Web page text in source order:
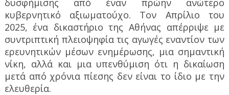
δυσφήμισης από έναν πρώην ανώτερο
κυβερνητικό αξιωματούχο. Τον Απρίλιο του
2025, ένα δικαστήριο της Αθήνας απέρριψε με
συντριπτική πλειοψηφία τις αγωγές εναντίον των
ερευνητικών μέσων ενημέρωσης, μια σημαντική
νίκη, αλλά και μια υπενθύμιση ότι η δικαίωση
μετά από χρόνια πίεσης δεν είναι το ίδιο με την
ελευθερία.